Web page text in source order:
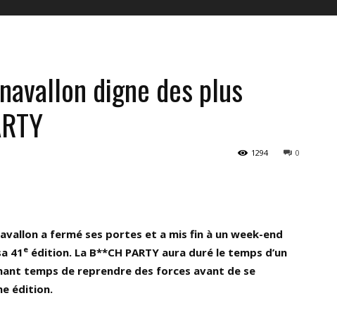
digne des plus
0
1294
a fermé ses portes et a mis fin à un week-end
41 e édition. La B**CH PARTY aura duré le temps d’un
temps de reprendre des forces avant de se
édition.